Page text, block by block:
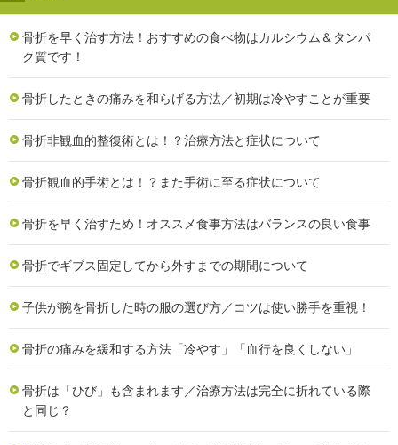
骨折を早く治す方法！おすすめの食べ物はカルシウム＆タンパ
ク質です！
骨折したときの痛みを和らげる方法／初期は冷やすことが重要
骨折非観血的整復術とは！？治療方法と症状について
骨折観血的手術とは！？また手術に至る症状について
骨折を早く治すため！オススメ食事方法はバランスの良い食事
骨折でギブス固定してから外すまでの期間について
子供が腕を骨折した時の服の選び方／コツは使い勝手を重視！
骨折の痛みを緩和する方法「冷やす」「血行を良くしない」
骨折は「ひび」も含まれます／治療方法は完全に折れている際
と同じ？